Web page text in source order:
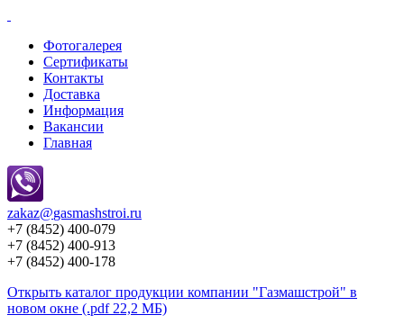
Фотогалерея
Сертификаты
Контакты
Доставка
Информация
Вакансии
Главная
zakaz@gasmashstroi.ru
+7 (8452) 400-079
+7 (8452) 400-913
+7 (8452) 400-178
Открыть каталог продукции компании "Газмашстрой" в
новом окне (.pdf 22,2 МБ)